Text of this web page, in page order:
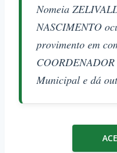
Nomeia
NASCIMENTO
provimento em
Municipal e dá